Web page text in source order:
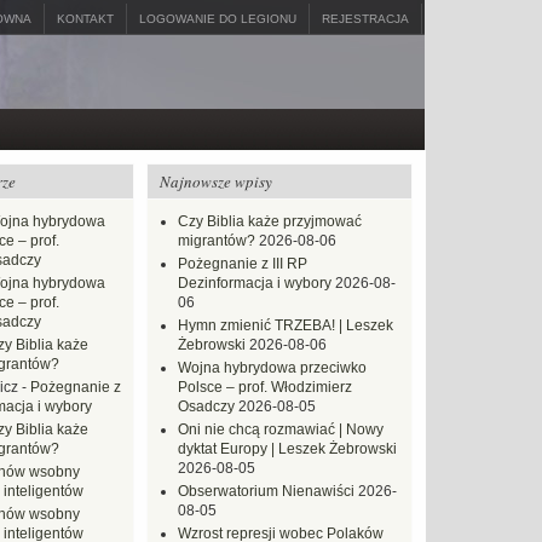
KONTAKT LOGOWANIE DO LEGIONU REJESTRACJA
Najnowsze wpisy
Czy Biblia każe przyjmować
migrantów? 2026-08-06
Pożegnanie z III RP
Dezinformacja i wybory 2026-08-
06
Hymn zmienić TRZEBA! | Leszek
Żebrowski 2026-08-06
Wojna hybrydowa przeciwko
Polsce – prof. Włodzimierz
Osadczy 2026-08-05
Oni nie chcą rozmawiać | Nowy
dyktat Europy | Leszek Żebrowski
2026-08-05
Obserwatorium Nienawiści 2026-
08-05
Wzrost represji wobec Polaków
hybrydowa
– prof.
hybrydowa
– prof.
Biblia każe
- Pożegnanie z
i wybory
Biblia każe
wsobny
inteligentów
wsobny
inteligentów